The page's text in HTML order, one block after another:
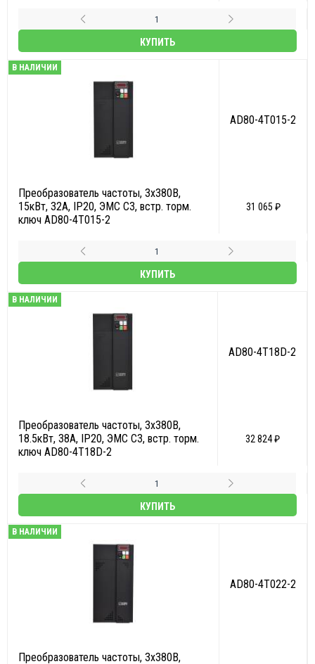
КУПИТЬ
В НАЛИЧИИ
AD80-4T015-2
Преобразователь частоты, 3х380В,
15кВт, 32А, IP20, ЭМС С3, встр. торм.
ключ AD80-4T015-2
31 065 ₽
КУПИТЬ
В НАЛИЧИИ
AD80-4T18D-2
Преобразователь частоты, 3х380В,
18.5кВт, 38А, IP20, ЭМС С3, встр. торм.
ключ AD80-4T18D-2
32 824 ₽
КУПИТЬ
В НАЛИЧИИ
AD80-4T022-2
Преобразователь частоты, 3х380В,